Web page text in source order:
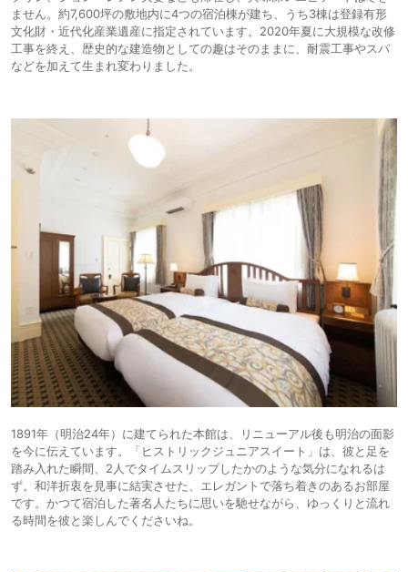
ません。約7,600坪の敷地内に4つの宿泊棟が建ち、うち3棟は登録有形
文化財・近代化産業遺産に指定されています。2020年夏に大規模な改修
工事を終え、歴史的な建造物としての趣はそのままに、耐震工事やスパ
などを加えて生まれ変わりました。
1891年（明治24年）に建てられた本館は、リニューアル後も明治の面影
を今に伝えています。「ヒストリックジュニアスイート」は、彼と足を
踏み入れた瞬間、2人でタイムスリップしたかのような気分になれるは
ず。和洋折衷を見事に結実させた、エレガントで落ち着きのあるお部屋
です。かつて宿泊した著名人たちに思いを馳せながら、ゆっくりと流れ
る時間を彼と楽しんでくださいね。